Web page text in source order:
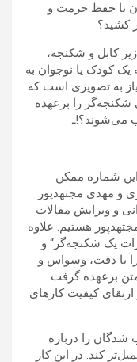
با حفظ حرمت و
کشید؟
کابل و شکنجه،
یک کودک یا نوجوان به
به تصویری است که
شکنجه‌گر را برعهده
می‌شوند؟!ـ
این شماره ممکن
و مهدی مجتهدپور
و ویرایش مقالات
هستیم. علاوه
یک شکنجه‌گر“ و
با دقت، وسواس و
برعهده گرفت.
ارتقای کیفیت کارهای
شدگان را درباره
کند. در این کار